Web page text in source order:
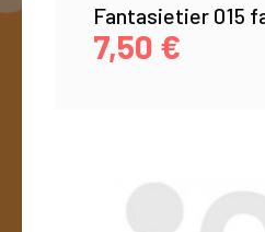
Fantasietier 015
7,50 €